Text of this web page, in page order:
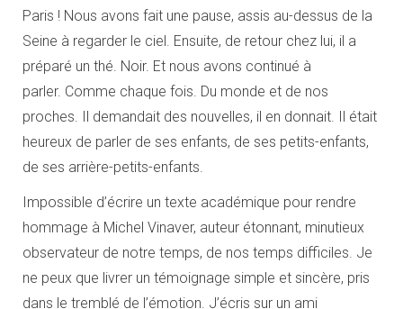
Paris ! Nous avons fait une pause, assis au-dessus de la
Seine à regarder le ciel. Ensuite, de retour chez lui, il a
préparé un thé. Noir. Et nous avons continué à
parler. Comme chaque fois. Du monde et de nos
proches. Il demandait des nouvelles, il en donnait. Il était
heureux de parler de ses enfants, de ses petits-enfants,
de ses arrière-petits-enfants.
Impossible d’écrire un texte académique pour rendre
hommage à Michel Vinaver, auteur étonnant, minutieux
observateur de notre temps, de nos temps difficiles. Je
ne peux que livrer un témoignage simple et sincère, pris
dans le tremblé de l’émotion. J’écris sur un ami